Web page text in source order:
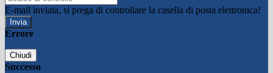
E-mail inviata, si prega di controllare la casella di posta elettronica!
Errore
Chiudi
Successo